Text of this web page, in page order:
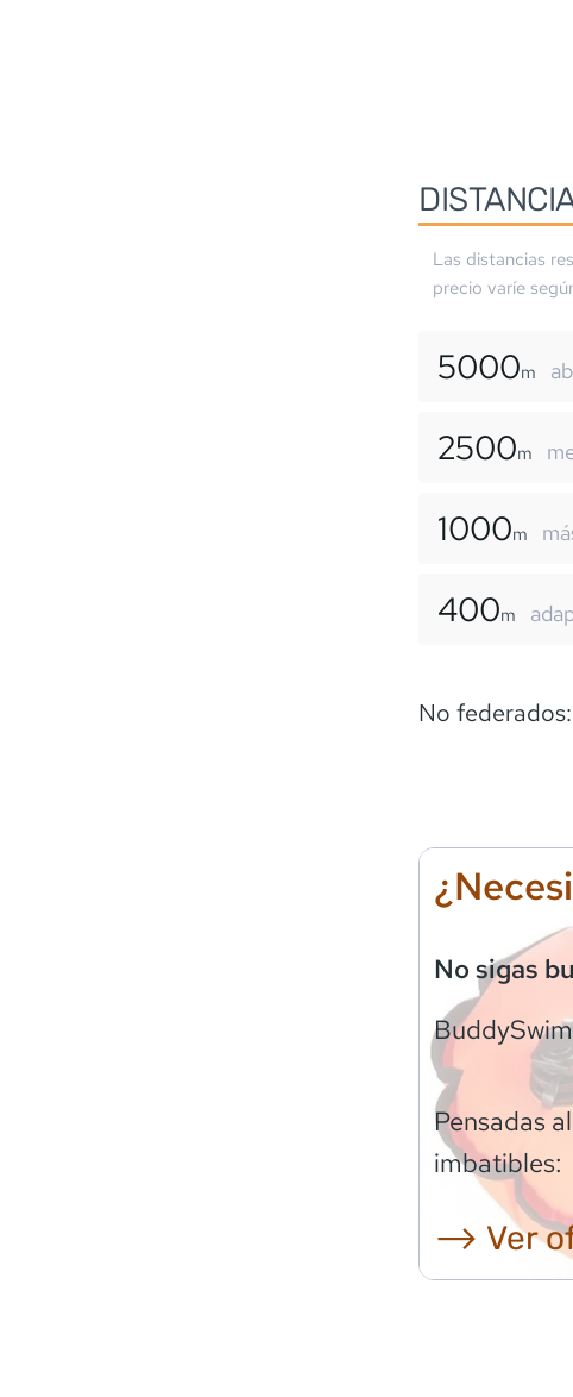
Las distancias
precio varíe
5000m
2500m
1000m
400m
No
No sigas
BuddySwim
Pensadas
imbatibles:
⟶ Ver